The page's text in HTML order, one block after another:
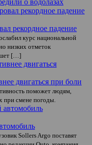
о водолазах
рекордное падение
курс национальной
низких отметок
[…]
двигаться при боли
поможет людям,
при смене погоды.
Sollers Argo поставят